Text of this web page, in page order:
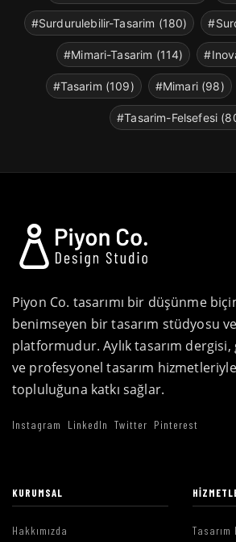
#Surdurulebilir-Tasarim (180)
#Mimari-Tasarim (114)
#Tasarim (109) #Mimari (98)
#Tasarim-Felsefesi
Piyon Co. tasarımı bir düşünme
benimseyen bir tasarım stüdyosu
platformudur. Aylık tasarım
ve profesyonel tasarım
topluluğuna katkı sağlar.
Instagram LinkedIn Twitter Pinterest
KURUMSAL
Hakkımızda Tasarım